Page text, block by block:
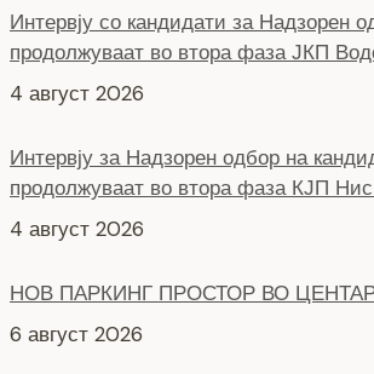
4 август 2026
Интервју за Надзорен одбор на
продолжуваат во втора фаза КЈП
4 август 2026
НОВ ПАРКИНГ ПРОСТОР ВО
СЕ АСФАЛТИРА УЛИЦАТА „КОЗАРА“